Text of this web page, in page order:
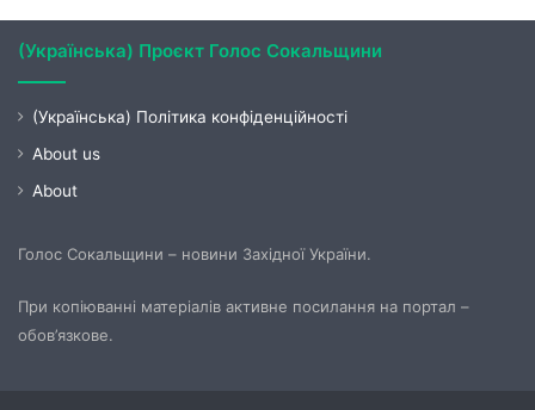
(Українська) Проєкт Голос Сокальщини
(Українська) Політика конфіденційності
About us
About
Голос Сокальщини – новини Західної України.
При копіюванні матеріалів активне посилання на портал –
обов’язкове.